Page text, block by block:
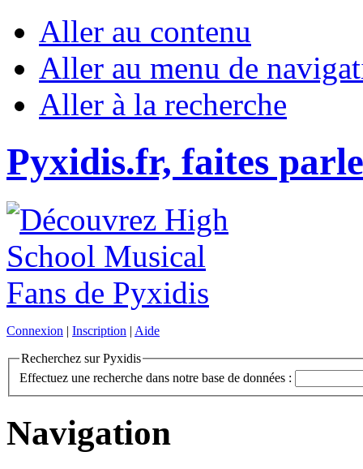
Aller au contenu
Aller au menu de
Aller à la recherche
Pyxidis.fr, faites
Connexion | Inscription | Aide
Recherchez sur Pyxidis
Effectuez une recherche dans notre base de données :
Navigation